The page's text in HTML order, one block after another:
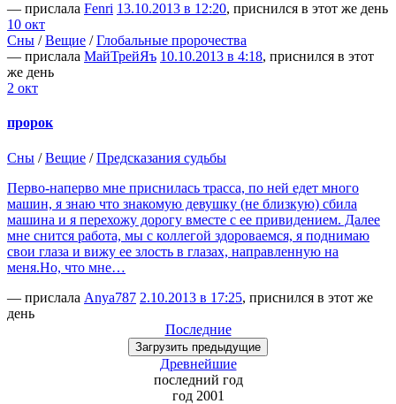
— прислала Fenri 13.10.2013 в 12:20, приснился в этот же день
10 окт
Сны /Вещие /Глобальные пророчества
— прислала МайТрейЯъ 10.10.2013 в 4:18, приснился в этот
же день
2 окт
пророк
Сны /Вещие /Предсказания судьбы
Перво-наперво мне приснилась трасса, по ней едет много
машин, я знаю что знакомую девушку (не близкую) сбила
машина и я перехожу дорогу вместе с ее привидением. Далее
мне снится работа, мы с коллегой здороваемся, я поднимаю
свои глаза и вижу ее злость в глазах, направленную на
меня.Но, что мне…
— прислала Anya787 2.10.2013 в 17:25, приснился в этот же
день
Последние
Загрузить предыдущие
Древнейшие
последний год
год 2001